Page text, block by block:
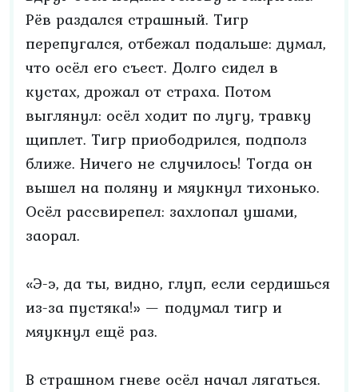
Рёв раздался страшный. Тигр
перепугался, отбежал подальше: думал,
что осёл его съест. Долго сидел в
кустах, дрожал от страха. Потом
выглянул: осёл ходит по лугу, травку
щиплет. Тигр приободрился, подполз
ближе. Ничего не случилось! Тогда он
вышел на поляну и мяукнул тихонько.
Осёл рассвирепел: захлопал ушами,
заорал.
«Э-э, да ты, видно, глуп, если сердишься
из-за пустяка!» — подумал тигр и
мяукнул ещё раз.
В страшном гневе осёл начал лягаться.